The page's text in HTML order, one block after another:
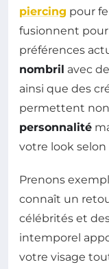
piercing pour
fusionnent pour
préférences
nombril avec
ainsi que des
permettent
personnalité
votre look selon
Prenons
connaît un
célébrités et
intemporel
votre visage